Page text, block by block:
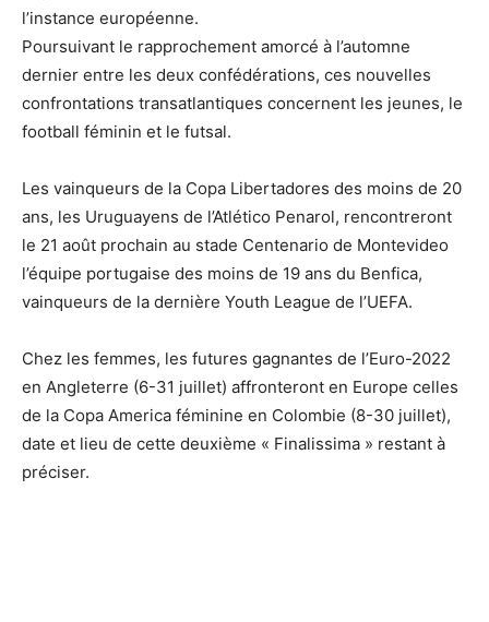
l’instance européenne.
Poursuivant le rapprochement amorcé à l’automne
dernier entre les deux confédérations, ces nouvelles
confrontations transatlantiques concernent les jeunes, le
football féminin et le futsal.
Les vainqueurs de la Copa Libertadores des moins de 20
ans, les Uruguayens de l’Atlético Penarol, rencontreront
le 21 août prochain au stade Centenario de Montevideo
l’équipe portugaise des moins de 19 ans du Benfica,
vainqueurs de la dernière Youth League de l’UEFA.
Chez les femmes, les futures gagnantes de l’Euro-2022
en Angleterre (6-31 juillet) affronteront en Europe celles
de la Copa America féminine en Colombie (8-30 juillet),
date et lieu de cette deuxième « Finalissima » restant à
préciser.